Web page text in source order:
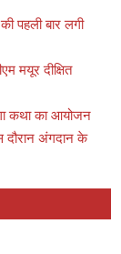
पहली बार लगी
मयूर दीक्षित
कथा का आयोजन
दौरान अंगदान के